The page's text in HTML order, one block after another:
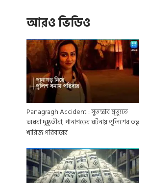
আরও ভিডিও
Panagragh Accident : সুতন্দ্রার মৃত্যুতে
অধরা দুষ্কৃতীরা, পানাগড়ের ঘটনায় পুলিশের তত্ত্ব
খারিজ পরিবারের